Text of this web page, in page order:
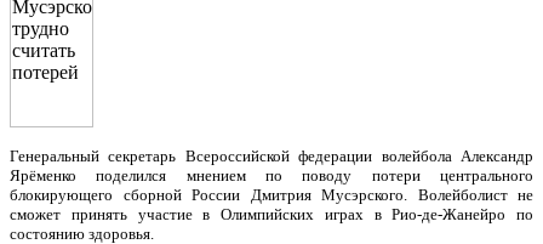
Генеральный секретарь Всероссийской федерации волейбола Александр
Ярёменко поделился мнением по поводу потери центрального
блокирующего сборной России Дмитрия Мусэрского. Волейболист не
сможет принять участие в Олимпийских играх в Рио-де-Жанейро по
состоянию здоровья.